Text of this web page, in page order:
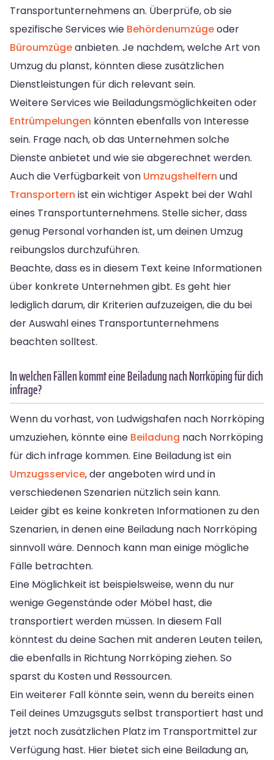
Transportunternehmens an. Überprüfe, ob sie
spezifische Services wie Behördenumzügeoder
Büroumzügeanbieten. Je nachdem, welche Art von
Umzug du planst, könnten diese zusätzlichen
Dienstleistungen für dich relevant sein.
Weitere Services wie Beiladungsmöglichkeiten oder
Entrümpelungen könnten ebenfalls von Interesse
sein. Frage nach, ob das Unternehmen solche
Dienste anbietet und wie sie abgerechnet werden.
Auch die Verfügbarkeit von Umzugshelfern und
Transportern ist ein wichtiger Aspekt bei der Wahl
eines Transportunternehmens. Stelle sicher, dass
genug Personal vorhanden ist, um deinen Umzug
reibungslos durchzuführen.
Beachte, dass es in diesem Text keine Informationen
über konkrete Unternehmen gibt. Es geht hier
lediglich darum, dir Kriterien aufzuzeigen, die du bei
der Auswahl eines Transportunternehmens
beachten solltest.
In welchen Fällen kommt eine Beiladung nach Norrköping für dich
infrage?
Wenn du vorhast, von Ludwigshafen nach Norrköping
umzuziehen, könnte eine Beiladung nach Norrköping
für dich infrage kommen. Eine Beiladung ist ein
Umzugsservice, der angeboten wird und in
verschiedenen Szenarien nützlich sein kann.
Leider gibt es keine konkreten Informationen zu den
Szenarien, in denen eine Beiladung nach Norrköping
sinnvoll wäre. Dennoch kann man einige mögliche
Fälle betrachten.
Eine Möglichkeit ist beispielsweise, wenn du nur
wenige Gegenstände oder Möbel hast, die
transportiert werden müssen. In diesem Fall
könntest du deine Sachen mit anderen Leuten teilen,
die ebenfalls in Richtung Norrköping ziehen. So
sparst du Kosten und Ressourcen.
Ein weiterer Fall könnte sein, wenn du bereits einen
Teil deines Umzugsguts selbst transportiert hast und
jetzt noch zusätzlichen Platz im Transportmittel zur
Verfügung hast. Hier bietet sich eine Beiladung an,